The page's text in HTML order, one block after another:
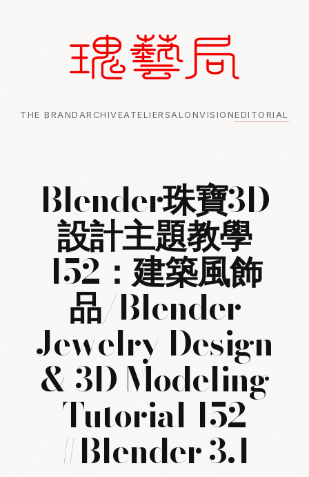
THE BRAND ARCHIVEATELIER SALONVISIONEDITORIAL
Blender珠寶3D
設計主題教學
152：建築風飾
品/Blender
Jewelry Design
& 3D Modeling
Tutorial 152
#Blender 3.1